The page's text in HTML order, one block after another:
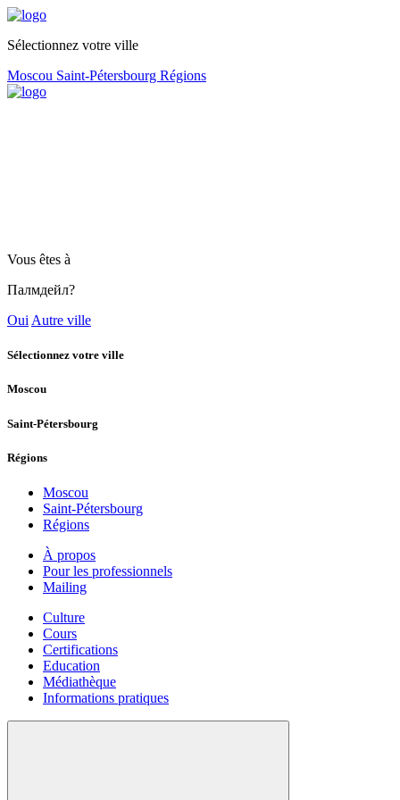
Sélectionnez votre ville
Moscou Saint-Pétersbourg Régions
Vous êtes à
Палмдейл?
Oui Autre ville
Sélectionnez votre ville
Moscou
Saint-Pétersbourg
Régions
Moscou
Saint-Pétersbourg
Régions
À propos
Pour les professionnels
Mailing
Culture
Cours
Certifications
Education
Médiathèque
Informations pratiques